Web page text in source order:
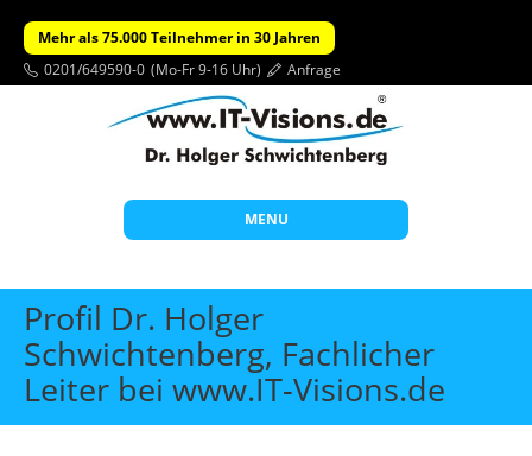
Mehr als 75.000 Teilnehmer in 30 Jahren
0201/649590-0 (Mo-Fr 9-16 Uhr) Anfrage
MENU
Start
Themen
Beratung
Profil Dr. Holger
Schwichtenberg, Fachlicher
Leiter bei www.IT-Visions.de